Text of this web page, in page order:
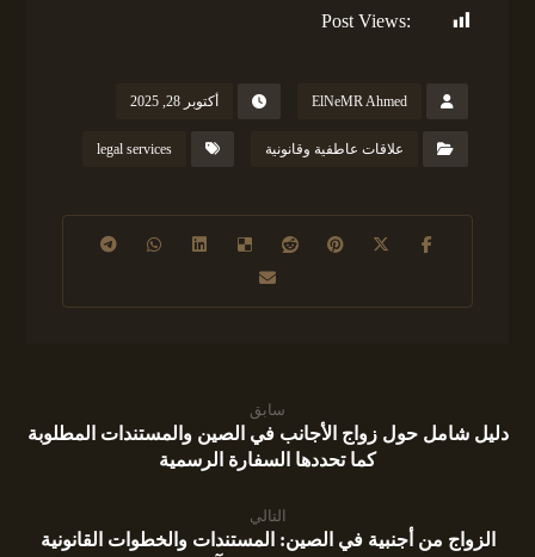
Post Views:
ElNeMR Ahmed أكتوبر 28, 2025
علاقات عاطفية وقانونية legal services
سابق
دليل شامل حول زواج الأجانب في الصين والمستندات المطلوبة
كما تحددها السفارة الرسمية
التالي
الزواج من أجنبية في الصين: المستندات والخطوات القانونية